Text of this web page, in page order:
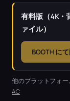
有料版（4K・
ァイル）
BOOTH に
他のプラットフォ
AC